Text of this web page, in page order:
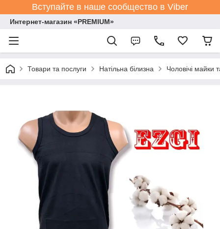
Вступайте в наше сообщество в Viber
Интернет-магазин «PREMIUM»
Товари та послуги Натільна білизна Чоловічі майки